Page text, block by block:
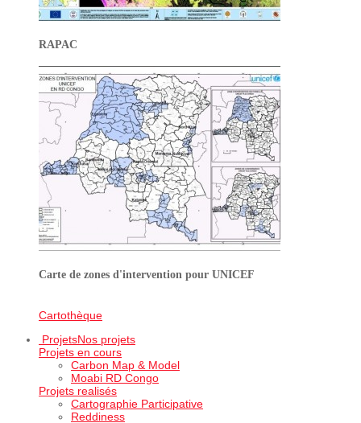
RAPAC
Carte de zones d'intervention pour UNICEF
Cartothèque
ProjetsNos projets
Projets en cours
Carbon Map & Model
Moabi RD Congo
Projets realisés
Cartographie Participative
Reddiness